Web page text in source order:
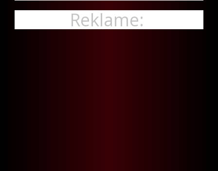
Reklame: